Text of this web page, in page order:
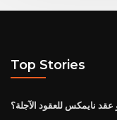
Top Stories
عقد نايمكس للعقود الآجلة؟